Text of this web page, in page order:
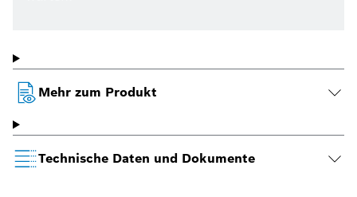
Mehr zum Produkt
Technische Daten und Dokumente